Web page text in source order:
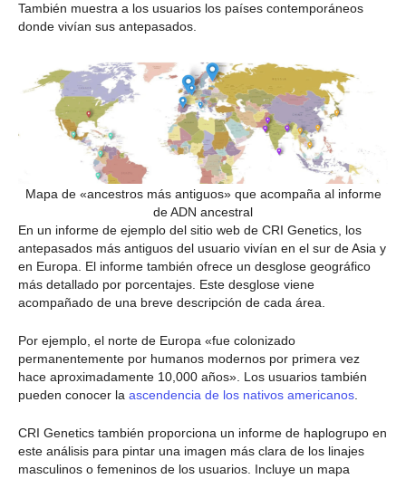
También muestra a los usuarios los países contemporáneos
donde vivían sus antepasados.
Mapa de «ancestros más antiguos» que acompaña al informe
de ADN ancestral
En un informe de ejemplo del sitio web de CRI Genetics, los
antepasados más antiguos del usuario vivían en el sur de Asia y
en Europa. El informe también ofrece un desglose geográfico
más detallado por porcentajes. Este desglose viene
acompañado de una breve descripción de cada área.
Por ejemplo, el norte de Europa «fue colonizado
permanentemente por humanos modernos por primera vez
hace aproximadamente 10,000 años». Los usuarios también
pueden conocer la ascendencia de los nativos americanos
CRI Genetics también proporciona un informe de haplogrupo en
este análisis para pintar una imagen más clara de los linajes
masculinos o femeninos de los usuarios. Incluye un mapa